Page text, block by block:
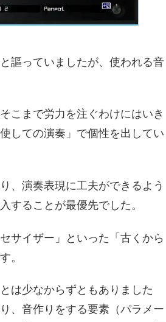
謳っていましたが、使われる音
こまで労力を注ぐわけにはいき
しての演奏」で個性を出してい
、演奏表現に工夫ができるよう
することが最優先でした。
サイザー」といった「古くから
。
は少なからずともありました
、音作りをする要素（パラメー